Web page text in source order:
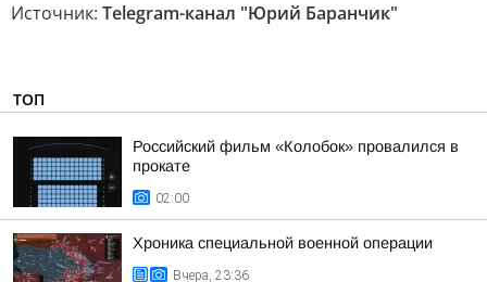
Источник: Telegram-канал "Юрий Баранчик"
ТОП
Российский фильм «Колобок» провалился в
прокате
02:00
Хроника специальной военной операции
Вчера, 23:36